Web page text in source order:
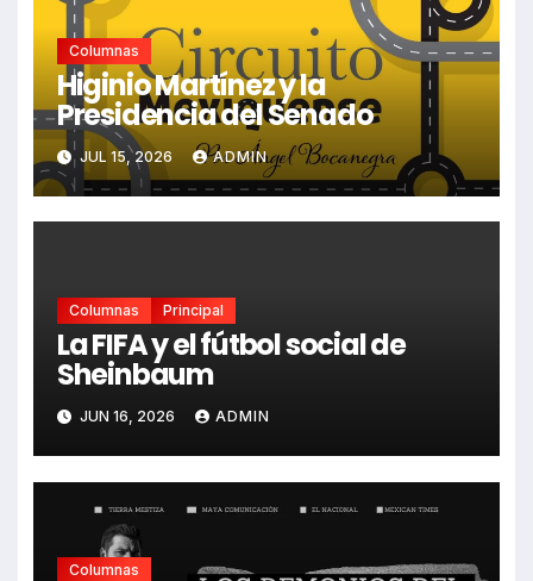
Columnas
Higinio Martínez y la
Presidencia del Senado
JUL 15, 2026 ADMIN
Columnas Principal
La FIFA y el fútbol social de
Sheinbaum
JUN 16, 2026 ADMIN
Columnas